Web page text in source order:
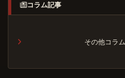
コラム記事
その他コラム